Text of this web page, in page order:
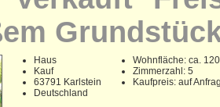
Haus
Kauf
63791 Karlstein
Deutschland
Wohnfläche: ca. 120
Zimmerzahl: 5
Kaufpreis: auf